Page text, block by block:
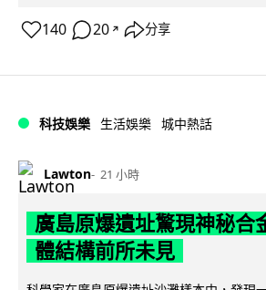
140 20 ↗ 分享
科技娛樂 生活娛樂 城中熱話
Lawton 21 小時
廣島原爆遺址驚現神秘合
體結構前所未見